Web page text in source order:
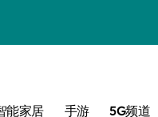
能家居 手游 5G频道